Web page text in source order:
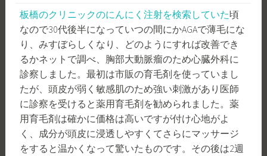
板橋のクリニックのにんにく注射を検索していた頃
なので30代後半になっていつの間にかAGAで薄毛にな
り、みすぼらしくなり、どのようにすれば改善でき
るかネットで調べ、胸部大動脈瘤のため心臓外科に
診察しました。最初は市販の育毛剤を使っていまし
たが、頭皮が弱く敏感肌のため強い刺激があり医師
に診察を受けると薬用育毛剤を勧められました。薬
用育毛剤は確かに価格は高いですが付け心地がよ
く、成分が頭皮に浸透しやすくてさらにマッサージ
をすると温かくなって驚いたものです。その後は2週